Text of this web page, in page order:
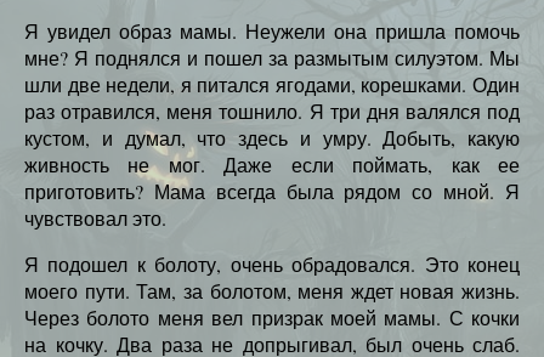
Я увидел образ мамы. Неужели она пришла помочь
мне? Я поднялся и пошел за размытым силуэтом. Мы
шли две недели, я питался ягодами, корешками. Один
раз отравился, меня тошнило. Я три дня валялся под
кустом, и думал, что здесь и умру. Добыть, какую
живность не мог. Даже если поймать, как ее
приготовить? Мама всегда была рядом со мной. Я
чувствовал это.
Я подошел к болоту, очень обрадовался. Это конец
моего пути. Там, за болотом, меня ждет новая жизнь.
Через болото меня вел призрак моей мамы. С кочки
на кочку. Два раза не допрыгивал, был очень слаб.